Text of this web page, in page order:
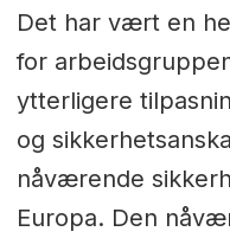
Det har vært en
for
ytterligere
og
nåværende
Europa. Den